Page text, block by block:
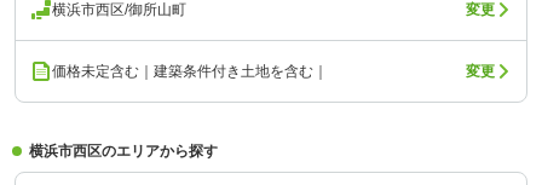
横浜市西区/御所山町 変更
価格未定含む｜建築条件付き土地を含む｜ 変更
横浜市西区のエリアから探す